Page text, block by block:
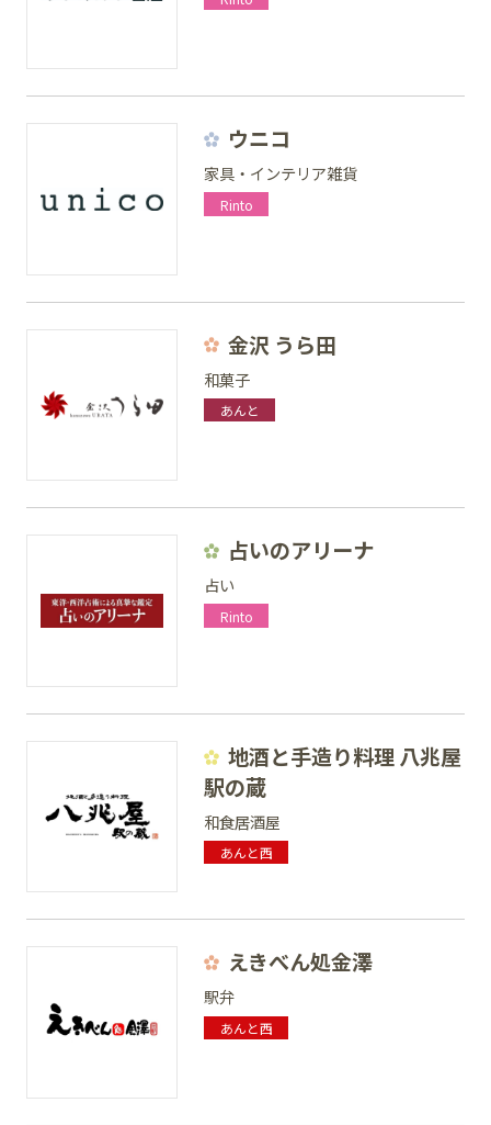
ウニコ
家具・インテリア雑貨
Rinto
金沢 うら田
和菓子
あんと
占いのアリーナ
占い
Rinto
地酒と手造り料理 八兆屋
駅の蔵
和食居酒屋
あんと西
えきべん処金澤
駅弁
あんと西